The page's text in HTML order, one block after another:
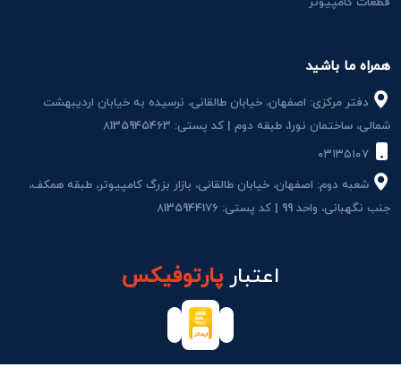
همراه ما باشید
دفتر مرکزی: اصفهان، خیابان طالقانی، نرسیده به خیابان اردیبهشت
شمالی، ساختمان نور1، طبقه دوم | کد پستی: 8135945463
شعبه دوم: اصفهان، خیابان طالقانی، بازار بزرگ کامپیوتر، طبقه همکف،
جنب نگهبانی، واحد 99 | کد پستی: 8135944176
اعتبارپارتوفیکس